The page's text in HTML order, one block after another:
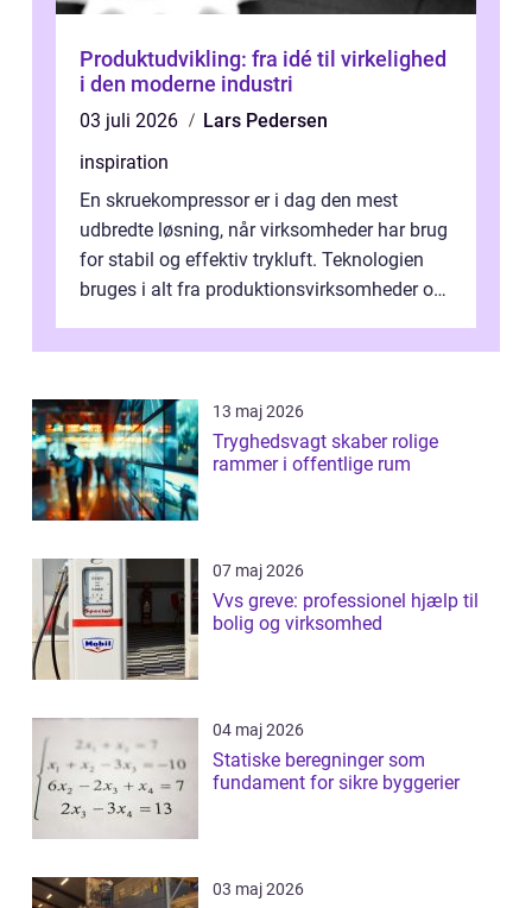
Produktudvikling: fra idé til virkelighed
i den moderne industri
03 juli 2026
Lars Pedersen
inspiration
En skruekompressor er i dag den mest
udbredte løsning, når virksomheder har brug
for stabil og effektiv trykluft. Teknologien
bruges i alt fra produktionsvirksomheder og
13 maj 2026
Tryghedsvagt skaber rolige
rammer i offentlige rum
07 maj 2026
Vvs greve: professionel hjælp til
bolig og virksomhed
04 maj 2026
Statiske beregninger som
fundament for sikre byggerier
03 maj 2026